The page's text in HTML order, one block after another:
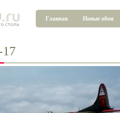
Главная Новые обои